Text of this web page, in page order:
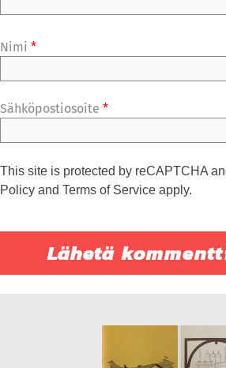
Nimi *
Sähköpostiosoite *
This site is protected by reCAPTCHA
Policy and Terms of Service apply.